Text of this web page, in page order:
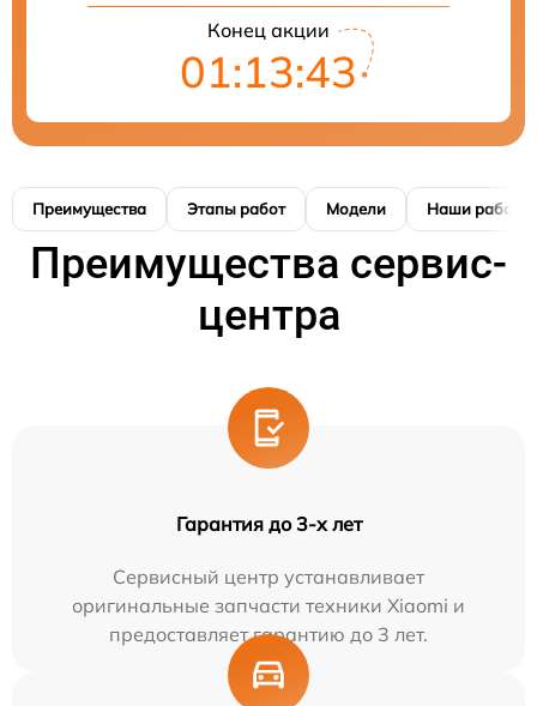
Конец акции
01:13:42
Преимущества Этапы работ Модели Наши работы
Преимущества сервис-
центра
Гарантия до 3-х лет
Сервисный центр устанавливает
оригинальные запчасти техники Xiaomi и
предоставляет гарантию до 3 лет.